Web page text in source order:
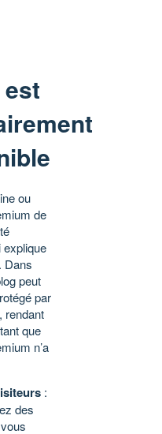
ou
de
explique
Dans
peut
par
rendant
que
n’a
:
des